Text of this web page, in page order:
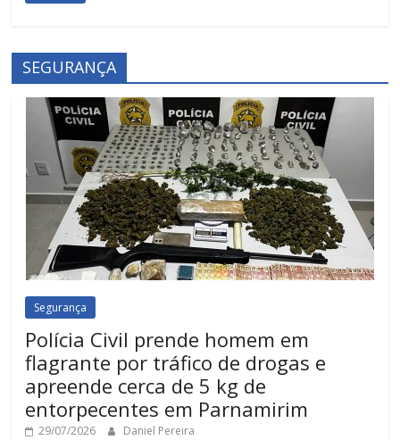
SEGURANÇA
Segurança
Polícia Civil prende homem em
flagrante por tráfico de drogas e
apreende cerca de 5 kg de
entorpecentes em Parnamirim
29/07/2026 Daniel Pereira